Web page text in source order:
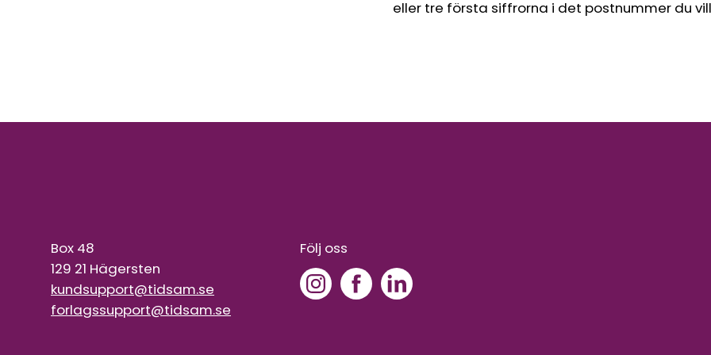
eller tre första siffrorna i det postnummer du
Box 48
129 21 Hägersten
kundsupport@tidsam.se
forlagssupport@tidsam.se
Följ oss